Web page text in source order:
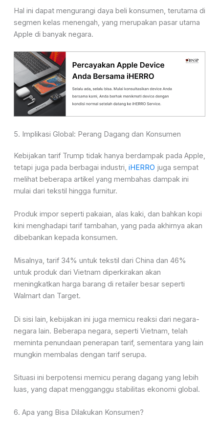
Hal ini dapat mengurangi daya beli konsumen, terutama di
segmen kelas menengah, yang merupakan pasar utama
Apple di banyak negara.
5. Implikasi Global: Perang Dagang dan Konsumen
Kebijakan tarif Trump tidak hanya berdampak pada Apple,
tetapi juga pada berbagai industri, iHERRO juga sempat
melihat beberapa artikel yang membahas dampak ini
mulai dari tekstil hingga furnitur.
Produk impor seperti pakaian, alas kaki, dan bahkan kopi
kini menghadapi tarif tambahan, yang pada akhirnya akan
dibebankan kepada konsumen.
Misalnya, tarif 34% untuk tekstil dari China dan 46%
untuk produk dari Vietnam diperkirakan akan
meningkatkan harga barang di retailer besar seperti
Walmart dan Target.
Di sisi lain, kebijakan ini juga memicu reaksi dari negara-
negara lain. Beberapa negara, seperti Vietnam, telah
meminta penundaan penerapan tarif, sementara yang lain
mungkin membalas dengan tarif serupa.
Situasi ini berpotensi memicu perang dagang yang lebih
luas, yang dapat mengganggu stabilitas ekonomi global.
6. Apa yang Bisa Dilakukan Konsumen?